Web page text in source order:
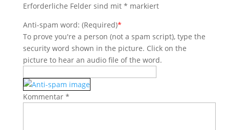
Erforderliche Felder sind mit * markiert
Anti-spam word: (Required)*
To prove you're a person (not a spam script), type the
security word shown in the picture. Click on the
picture to hear an audio file of the word.
Kommentar *